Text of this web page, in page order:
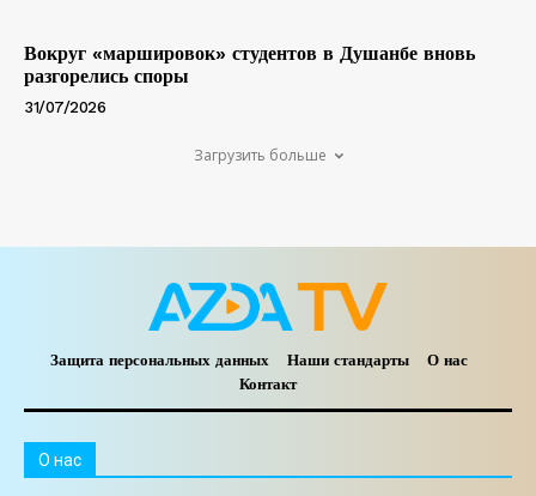
Вокруг «маршировок» студентов в Душанбе вновь
разгорелись споры
31/07/2026
Загрузить больше
Защита персональных данных Наши стандарты
О нас
Контакт
O нас